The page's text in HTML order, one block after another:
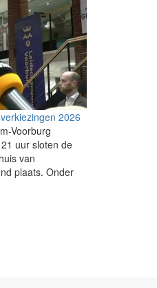
2026
Voorburg
uur sloten de
van
plaats. Onder